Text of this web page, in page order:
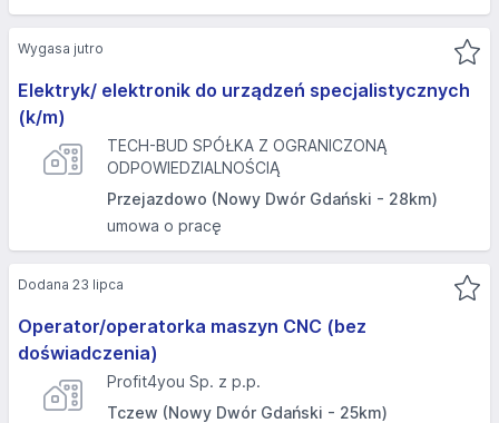
Elektryk/ elektronik do urządzeń specjalistycznych
(k/m)
TECH-BUD SPÓŁKA Z OGRANICZONĄ
ODPOWIEDZIALNOŚCIĄ
Przejazdowo (Nowy Dwór Gdański - 28km)
umowa o pracę
Wygasa jutro
Operator/operatorka maszyn CNC (bez
doświadczenia)
Profit4you Sp. z p.p.
Tczew (Nowy Dwór Gdański - 25km)
Dodana 23 lipca